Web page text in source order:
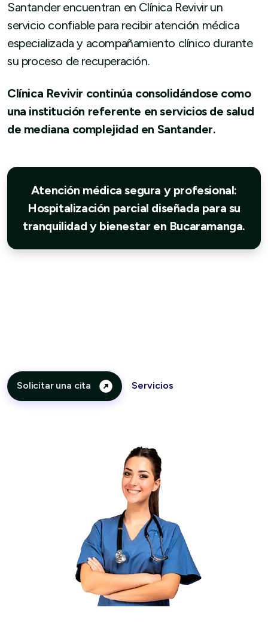
Santander encuentran en Clínica Revivir un
servicio confiable para recibir atención médica
especializada y acompañamiento clínico durante
su proceso de recuperación.
Clínica Revivir continúa consolidándose como
una institución referente en servicios de salud
de mediana complejidad en Santander.
Atención médica segura y profesional:
Hospitalización parcial diseñada para su
tranquilidad y bienestar en Bucaramanga.
Solicitar una cita Servicios